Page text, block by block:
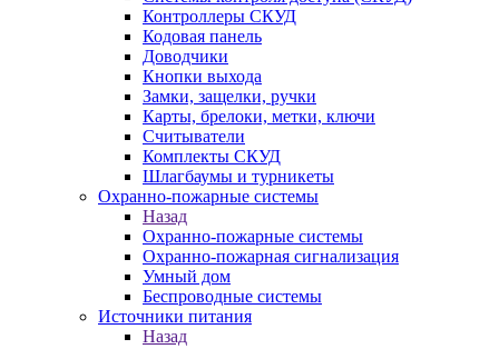
Контроллеры СКУД
Кодовая панель
Доводчики
Кнопки выхода
Замки, защелки, ручки
Карты, брелоки, метки, ключи
Считыватели
Комплекты СКУД
Шлагбаумы и турникеты
Охранно-пожарные системы
Назад
Охранно-пожарные системы
Охранно-пожарная сигнализация
Умный дом
Беспроводные системы
Источники питания
Назад